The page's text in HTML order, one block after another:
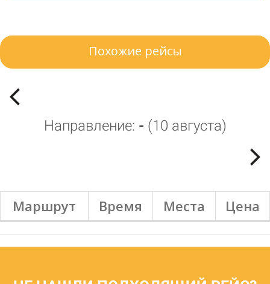
Похожие рейсы
Направление: - (10 августа)
Маршрут Время Места Цена